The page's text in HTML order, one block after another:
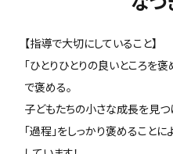
【指導で大切にしていること】
「ひとりひとりの良いところを
で褒める。
子どもたちの小さな成長を見つ
「過程」をしっかり褒めること